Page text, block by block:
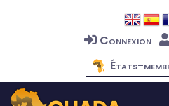
Connexion
États-